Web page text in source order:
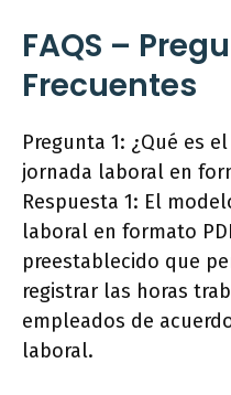
FAQS –
Frecuentes
Pregunta 1: ¿Qué es
jornada laboral en
Respuesta 1: El
laboral en formato
preestablecido que
registrar las horas
empleados de
laboral.